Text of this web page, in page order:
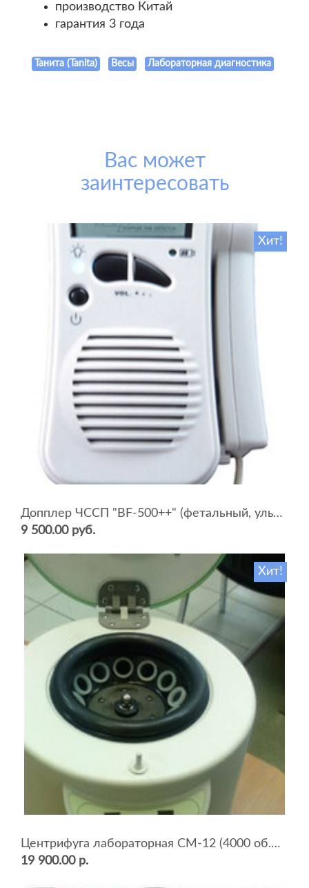
производство Китай
гарантия 3 года
Танита (Tanita) Весы Лабораторная диагностика
Вас может
заинтересовать
Хит!
Допплер ЧССП "BF-500++" (фетальный, ультразвуковой)
9 500.00 руб.
Хит!
Центрифуга лабораторная СМ-12 (4000 об.мин, 12 пробирок)
19 900.00 р.